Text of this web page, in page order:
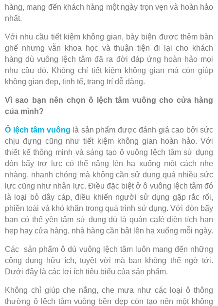
hàng, mang đến khách hàng một ngày trọn vẹn và hoàn hảo
nhất.
Với nhu cầu tiết kiệm không gian, bày biện được thêm bàn
ghế nhưng vẫn khoa học và thuận tiện đi lại cho khách
hàng dù vuông lệch tâm đã ra đời đáp ứng hoàn hảo mọi
nhu cầu đó. Không chỉ tiết kiệm không gian mà còn giúp
không gian đẹp, tinh tế, trang trí dễ dàng.
Vì sao bạn nên chọn ô lệch tâm vuông cho cửa hàng
của mình?
Ô lệch tâm vuông là sản phẩm được đánh giá cao bởi sức
chịu đựng cũng như tiết kiệm không gian hoàn hảo. Với
thiết kế thông minh và sáng tạo ô vuông lệch tâm sử dụng
đòn bẩy trợ lực có thể nâng lên hạ xuống một cách nhẹ
nhàng, nhanh chóng mà không cần sử dụng quá nhiều sức
lực cũng như nhân lực. Điều đặc biệt ở ô vuông lệch tâm đó
là loại bỏ dây cáp, điều khiến người sử dụng gặp rắc rối,
phiền toái và khó khăn trong quá trình sử dụng. Với đòn bẩy
bạn có thể yên tâm sử dụng dù là quán café diện tích hạn
hẹp hay cửa hàng, nhà hàng cần bật lên hạ xuống mỗi ngày.
Các sản phẩm ô dù vuông lệch tâm luôn mang đến những
công dụng hữu ích, tuyệt vời mà bạn không thể ngờ tới.
Dưới đây là các lợi ích tiêu biểu của sản phẩm.
Không chỉ giúp che nắng, che mưa như các loại ô thông
thường ô lệch tâm vuông bền đẹp còn tạo nên một không